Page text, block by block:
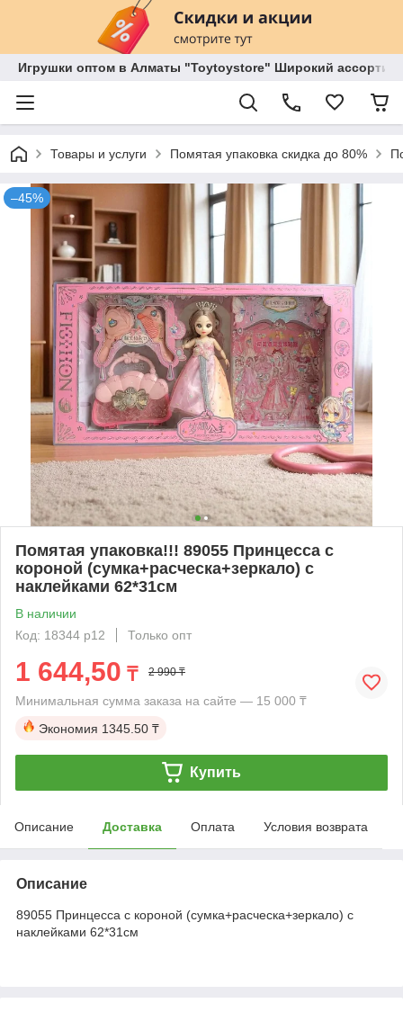
Игрушки оптом в Алматы "Toytoystore" Широкий
Товары и услуги Помятая упаковка скидка до 80%
–45%
Помятая упаковка!!! 89055 Принцесса с
короной (сумка+расческа+зеркало) с
наклейками 62*31см
В наличии
Код: 18344 р12
Только опт
1 644,50 ₸ 2 990 ₸
Минимальная сумма заказа на сайте — 15 000 ₸
Экономия 1345.50 ₸
Купить
Описание Доставка Оплата Условия возврата
Описание
89055 Принцесса с короной (сумка+расческа+зеркало) с
наклейками 62*31см